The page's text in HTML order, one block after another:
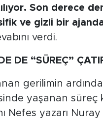
Son derece
ve gizli bir
verdi.
DE “SÜREÇ”
gerilimin
yaşanan süreç
Nefes yazarı